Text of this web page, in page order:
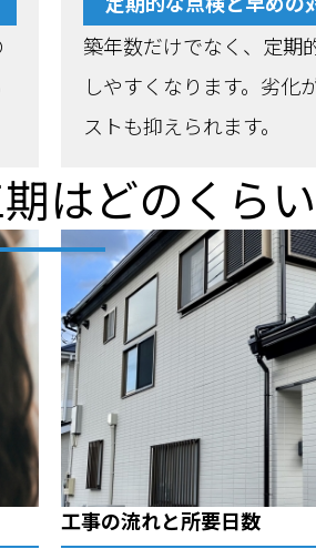
築年数だけでなく、定期
しやすくなります。劣化
ストも抑えられます。
はどのくら
工事の流れと所要日数